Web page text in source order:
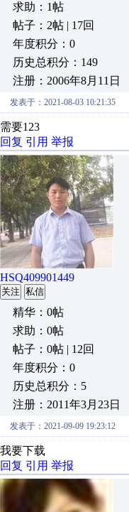
求助：1帖
帖子：2帖 | 17回
年度积分：0
历史总积分：149
注册：2006年8月11日
发表于：2021-08-03 10:21:35
需要123
回复 引用 举报
HSQ409901449
关注 私信
精华：0帖
求助：0帖
帖子：0帖 | 12回
年度积分：0
历史总积分：5
注册：2011年3月23日
发表于：2021-09-09 19:23:12
我要下载
回复 引用 举报